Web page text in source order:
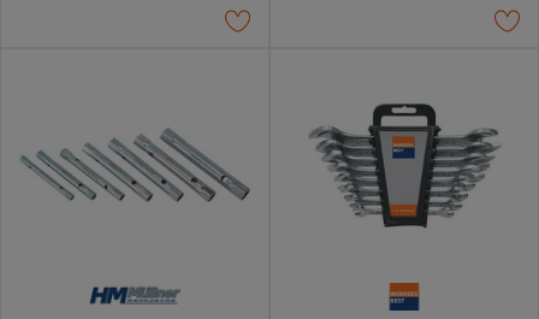
Weitere Informationen findest du in unserer